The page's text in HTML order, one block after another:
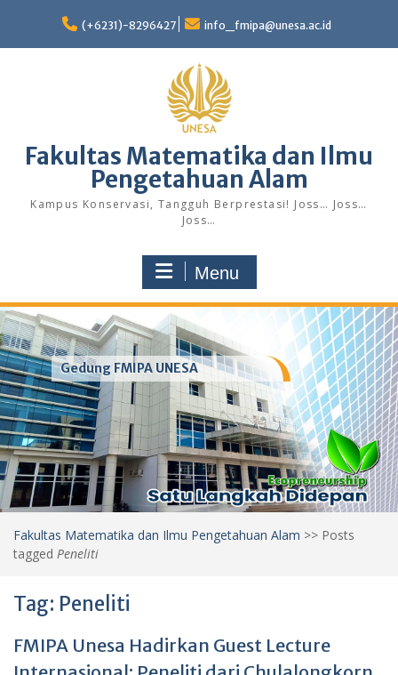
content
(+6231)-8296427 info_fmipa@unesa.ac.id
Fakultas Matematika dan Ilmu
Pengetahuan Alam
Kampus Konservasi, Tangguh Berprestasi! Joss… Joss…
Joss…
Menu
Gedung FMIPA UNESA
Fakultas Matematika dan Ilmu Pengetahuan Alam >> Posts
tagged Peneliti
Tag: Peneliti
FMIPA Unesa Hadirkan Guest Lecture